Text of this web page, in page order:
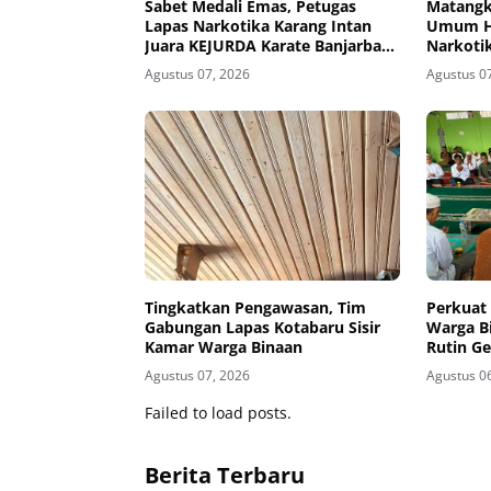
Sabet Medali Emas, Petugas
Lapas Narkotika Karang Intan
Juara KEJURDA Karate Banjarbaru
2026
Agustus 07, 2026
Umum
Rapat
Agustus
Tingkatkan Pengawasan, Tim
Gabungan Lapas Kotabaru Sisir
Kamar Warga Binaan
Agustus 07, 2026
Perkuat
Warga
Rutin
Agustus
Failed to load posts.
Berita Terbaru